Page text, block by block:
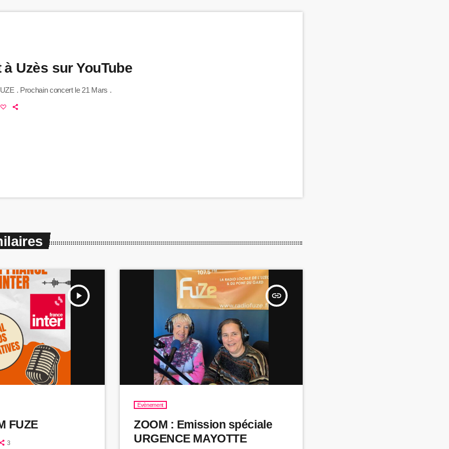
Uzès sur YouTube
. Prochain concert le 21 Mars .
play_arrow
FUZE
3
insert_link
Evènement
ZOOM : Emission spéciale
URGENCE MAYOTTE